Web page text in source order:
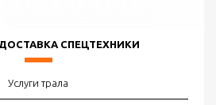
СПЕЦТЕХНИКИ
Услуги трала